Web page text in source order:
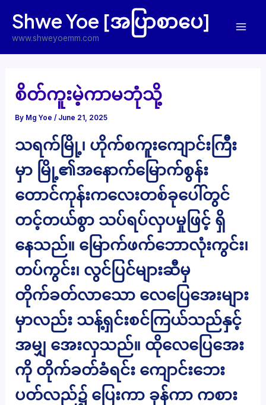
content
Shwe Yoe [အပြာစာပေ]
www.shweyoemm.com
စိတ်ကူးမဲ့ကာမဘုံသို့
By Mg Yoe/ June 21, 2025
သရက်မြို့၊ ဟိုက်စကူးကျောင်းကြီး
မှာ မြို့၏အနောက်မြောက်စွန်း
တောင်ကုန်းကလေးတစ်ခုပေါ်တွင်
တင့်တယ်စွာ သပ်ရပ်လှပမှုဖြင့် ရှိ
နေသည်။ မြောက်ဖက်ဘောလုံးကွင်း၊
တပ်ကွင်း၊ လွင်ပြင်များဆီမှ
တိုက်ခတ်လာသော လေပြေအေးများ
မှာလည်း သန့်ရှင်းစင်ကြယ်သည်နှင့်
အမျှ အေးလှသည်။ ထိုလေပြေအေး
ကို တိုက်ခတ်ခံရင်း ကျောင်းဘေး
ပတ်လည်၌ ပြေးကာ ခုန်ကာ ကစား